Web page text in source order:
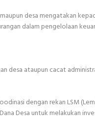
desa mengatakan
dalam pengelolaan
desa ataupun cacat
dengan rekan LSM
Desa untuk melakukan